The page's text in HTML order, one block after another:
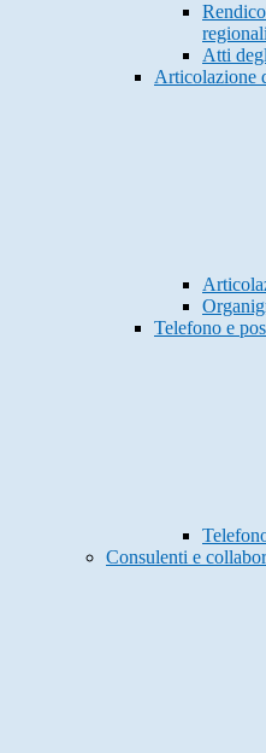
Atti
Articolazione
Telefono e
Consulenti e